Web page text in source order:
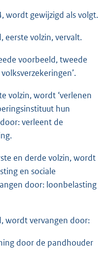
wordt gewijzigd als volgt.
eerste volzin, vervalt.
voorbeeld, tweede
volzin, wordt ‘verlenen
hun
verleent de
en derde volzin, wordt
en sociale
door: loonbelasting
wordt vervangen door:
door de pandhouder